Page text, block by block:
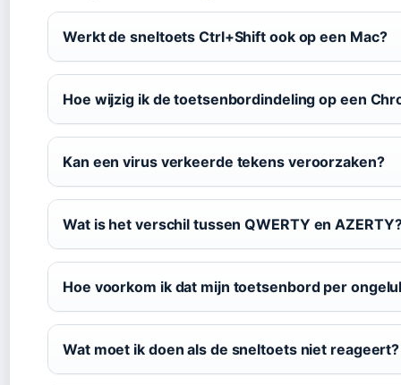
Werkt de sneltoets Ctrl+Shift ook op een Mac?
Hoe wijzig ik de toetsenbordindeling op een
Kan een virus verkeerde tekens veroorzaken?
Wat is het verschil tussen QWERTY en
Hoe voorkom ik dat mijn toetsenbord per
Wat moet ik doen als de sneltoets niet reageert?